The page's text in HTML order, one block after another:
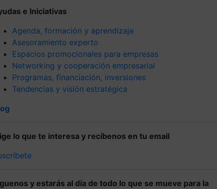
e Iniciativas
Agenda, formación y aprendizaje
Asesoramiento experto
Espacios promocionales para empresas
Networking y cooperación empresarial
Programas, financiación, inversiones
Tendencias y visión estratégica
lo que te interesa y recíbenos en tu email
y estarás al día de todo lo que se mueve para la